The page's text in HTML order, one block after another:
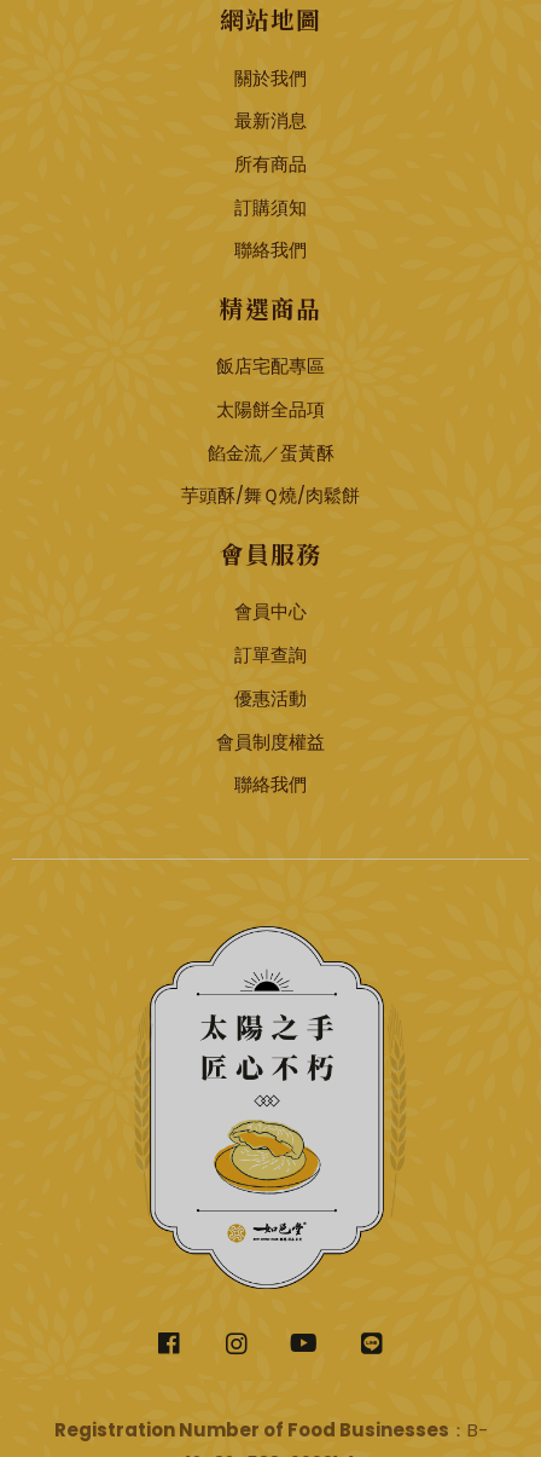
網站地圖
關於我們
最新消息
所有商品
訂購須知
聯絡我們
精選商品
飯店宅配專區
太陽餅全品項
餡金流／蛋黃酥
芋頭酥/舞Ｑ燒/肉鬆餅
會員服務
會員中心
訂單查詢
優惠活動
會員制度權益
聯絡我們
Registration Number of Food Businesses ：B-